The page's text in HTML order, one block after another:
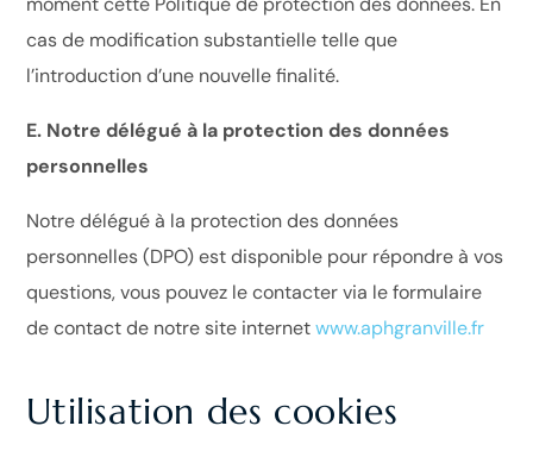
cas de modification substantielle telle que
l’introduction d’une nouvelle finalité.
E. Notre délégué à la protection des données
personnelles
Notre délégué à la protection des données
personnelles (DPO) est disponible pour répondre à vos
questions, vous pouvez le contacter via le formulaire
de contact de notre site internetwww.aphgranville.fr
Utilisation des cookies